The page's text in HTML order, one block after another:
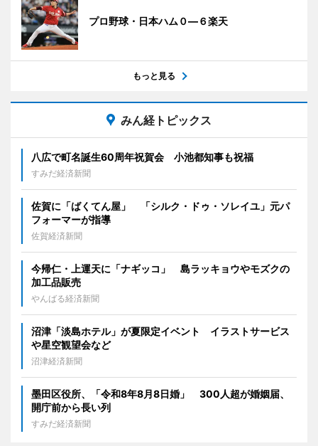
プロ野球・日本ハム０―６楽天
もっと見る
みん経トピックス
八広で町名誕生60周年祝賀会 小池都知事も祝福
すみだ経済新聞
佐賀に「ばくてん屋」 「シルク・ドゥ・ソレイユ」元パ
フォーマーが指導
佐賀経済新聞
今帰仁・上運天に「ナギッコ」 島ラッキョウやモズクの
加工品販売
やんばる経済新聞
沼津「淡島ホテル」が夏限定イベント イラストサービス
や星空観望会など
沼津経済新聞
墨田区役所、「令和8年8月8日婚」 300人超が婚姻届、
開庁前から長い列
すみだ経済新聞